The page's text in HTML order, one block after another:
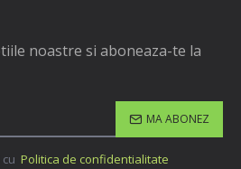
noastre si aboneaza-te la
MA ABONEZ
Politica de confidentialitate